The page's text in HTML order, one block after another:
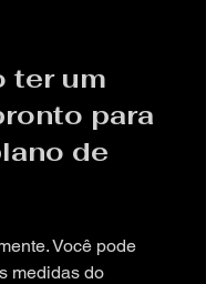
ter um
para
de
Você pode
medidas do